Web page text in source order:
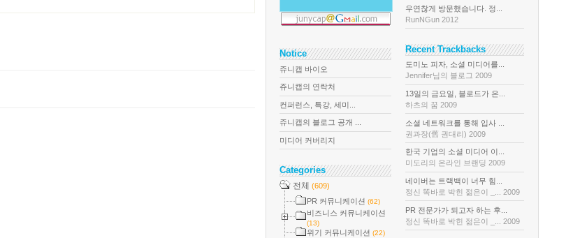
Notice
쥬니캡 바이오
쥬니캡의 연락처
컨퍼런스, 특강, 세미...
쥬니캡의 블로그 공개 ...
미디어 커버리지
Categories
전체 (609)
PR 커뮤니케이션 (62)
비즈니스 커뮤니케이션
(13)
위기 커뮤니케이션 (22)
우연찮게 방문했습니다. 정...
RunNGun 2012
Recent Trackbacks
도미노 피자, 소셜 미디어를...
Jennifer님의 블로그 2009
13일의 금요일, 블로드가 온...
하츠의 꿈 2009
소셜 네트워크를 통해 입사 ...
권과장(舊 권대리) 2009
한국 기업의 소셜 미디어 이...
미도리의 온라인 브랜딩 2009
네이버는 트랙백이 너무 힘...
정신 똑바로 박힌 젊은이 _... 2009
PR 전문가가 되고자 하는 후...
정신 똑바로 박힌 젊은이 _... 2009